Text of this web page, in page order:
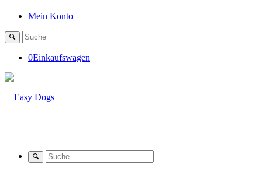
Mein Konto
0Einkaufswagen